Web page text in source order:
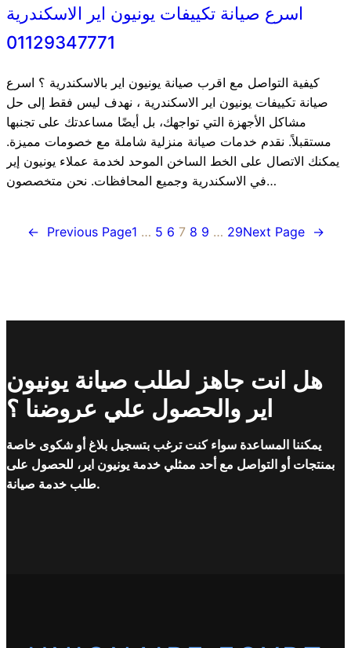
اسرع صيانة تكييفات يونيون اير الاسكندرية
01129347771
كيفية التواصل مع اقرب صيانة يونيون اير بالاسكندرية ؟ اسرع
صيانة تكييفات يونيون اير الاسكندرية ، نهدف ليس فقط إلى حل
مشاكل الأجهزة التي تواجهك، بل أيضًا مساعدتك على تجنبها
مستقبلاً. نقدم خدمات صيانة منزلية شاملة مع خصومات مميزة.
يمكنك الاتصال على الخط الساخن الموحد لخدمة عملاء يونيون إير
في الاسكندرية وجميع المحافظات. نحن متخصصون…
← Previous Page1 … 5 6 7 8 9 … 29Next Page →
هل انت جاهز لطلب صيانة يونيون
اير والحصول علي عروضنا ؟
يمكننا المساعدة سواء كنت ترغب بتسجيل بلاغ أو شكوى خاصة
بمنتجات أو التواصل مع أحد ممثلي خدمة يونيون اير، للحصول على
طلب خدمة صيانة.